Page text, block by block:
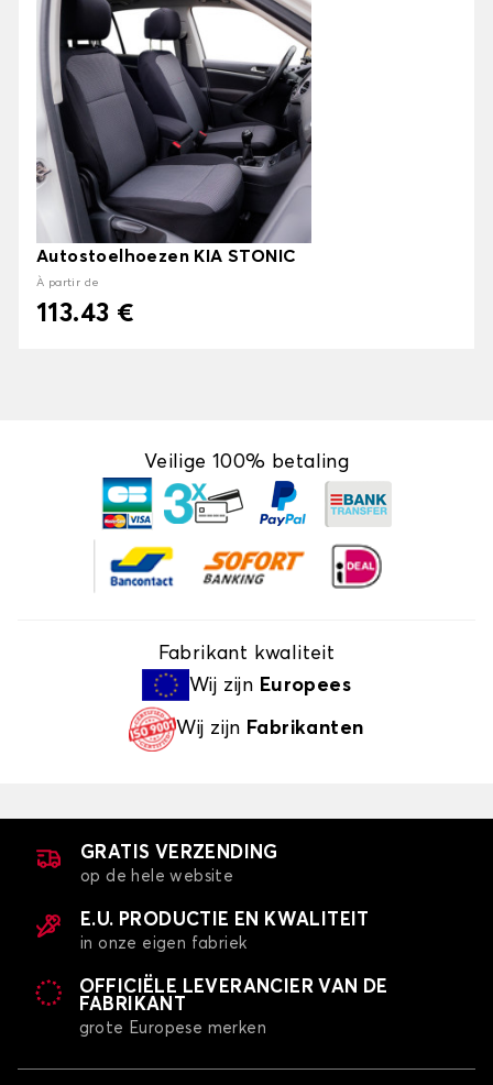
Autostoelhoezen KIA STONIC
À partir de
113.43 €
Veilige 100% betaling
Fabrikant kwaliteit
Wij zijn Europees
Wij zijn Fabrikanten
GRATIS VERZENDING
op de hele website
E.U. PRODUCTIE EN KWALITEIT
in onze eigen fabriek
OFFICIËLE LEVERANCIER VAN DE
FABRIKANT
grote Europese merken